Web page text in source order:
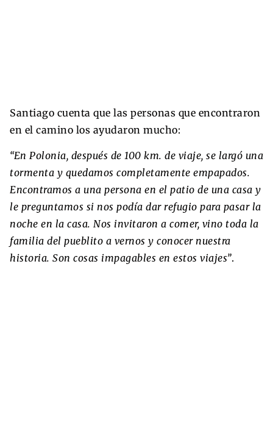
Santiago cuenta que las personas que encontraron
en el camino los ayudaron mucho:
“En Polonia, después de 100 km. de viaje, se largó una
tormenta y quedamos completamente empapados.
Encontramos a una persona en el patio de una casa y
le preguntamos si nos podía dar refugio para pasar la
noche en la casa. Nos invitaron a comer, vino toda la
familia del pueblito a vernos y conocer nuestra
historia. Son cosas impagables en estos viajes”.